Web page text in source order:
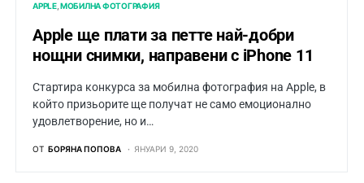
APPLE МОБИЛНА ФОТОГРАФИЯ
Apple ще плати за петте най-добри
нощни снимки, направени с iPhone 11
Стартира конкурса за мобилна фотография на Apple, в
който призьорите ще получат не само емоционално
удовлетворение, но и…
ОТ БОРЯНА ПОПОВА ЯНУАРИ 9, 2020